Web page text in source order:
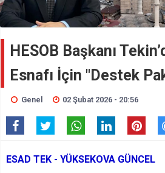
HESOB Başkanı
Esnafı İçin "Destek
Genel 02 Şubat 2026 - 20:56
ESAD TEK - YÜKSEKOVA GÜNCEL